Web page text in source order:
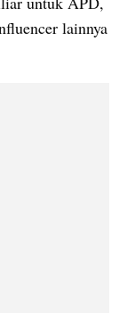
lainnya